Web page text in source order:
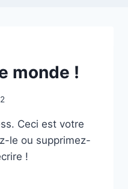
monde !
Ceci est votre
le ou supprimez-
!